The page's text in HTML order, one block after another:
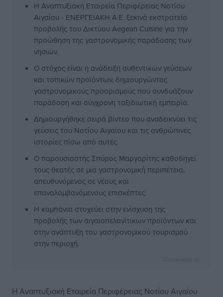
Η Αναπτυξιακή Εταιρεία Περιφέρειας Νοτίου
Αιγαίου - ΕΝΕΡΓΕΙΑΚΗ Α.Ε. ξεκινά εκστρατεία
προβολής του Δικτύου Aegean Cuisine για την
προώθηση της γαστρονομικής παράδοσης των
νησιών.
Ο στόχος είναι η ανάδειξη αυθεντικών γεύσεων
και τοπικών προϊόντων, δημιουργώντας
γαστρονομικούς προορισμούς που συνδυάζουν
παράδοση και σύγχρονη ταξιδιωτική εμπειρία.
Δημιουργήθηκε σειρά βίντεο που αναδεικνύει τις
γεύσεις του Νοτίου Αιγαίου και τις ανθρώπινες
ιστορίες πίσω από αυτές.
Ο παρουσιαστής Σπύρος Μαργαρίτης καθοδηγεί
τους θεατές σε μια γαστρονομική περιπέτεια,
απευθυνόμενος σε νέους και
επαναλαμβανόμενους επισκέπτες.
Η καμπάνια στοχεύει στην ενίσχυση της
προβολής των αιγαιοπελαγίτικων προϊόντων και
στην ανάπτυξη του γαστρονομικού τουρισμού
στην περιοχή.
Η Αναπτυξιακή Εταιρεία Περιφέρειας Νοτίου Αιγαίου